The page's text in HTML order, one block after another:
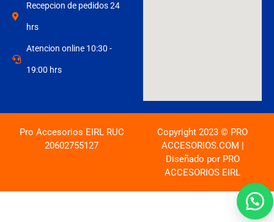
Recepcion de pedidos 24
hrs
Atencion online 10:30 -
19:00 hrs
Pro Accesorios EIRL RUC
20602755127
Copyright 2023 © PRO
ACCESORIOS.COM |
Diseñado por PRO
ACCESORIOS EIRL